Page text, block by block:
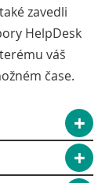
zavedli
HelpDesk
váš
čase.